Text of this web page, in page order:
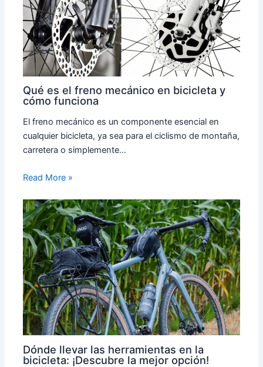
Qué es el freno mecánico en bicicleta y
cómo funciona
El freno mecánico es un componente esencial en
cualquier bicicleta, ya sea para el ciclismo de montaña,
carretera o simplemente…
Read More »
Dónde llevar las herramientas en la
bicicleta: ¡Descubre la mejor opción!